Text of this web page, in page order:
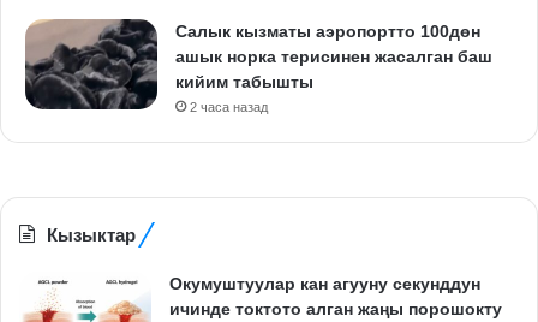
Салык кызматы аэропортто 100дөн
ашык норка терисинен жасалган баш
кийим табышты
2 часа назад
Кызыктар
Окумуштуулар кан агууну секунддун
ичинде токтото алган жаңы порошокту